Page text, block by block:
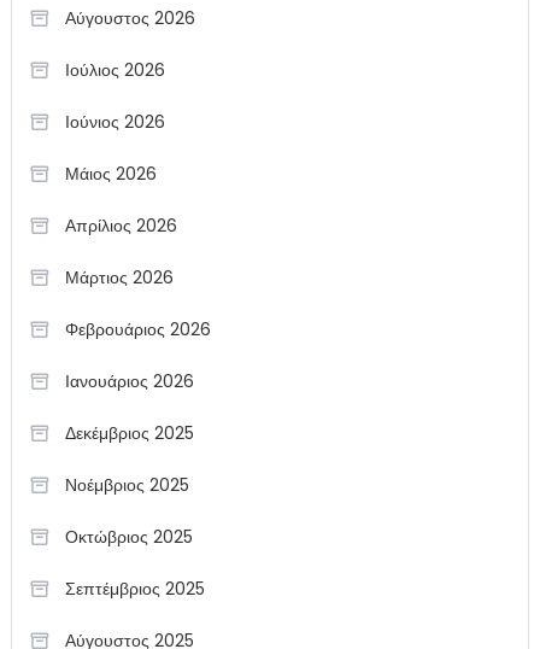
Αύγουστος 2026
Ιούλιος 2026
Ιούνιος 2026
Μάιος 2026
Απρίλιος 2026
Μάρτιος 2026
Φεβρουάριος 2026
Ιανουάριος 2026
Δεκέμβριος 2025
Νοέμβριος 2025
Οκτώβριος 2025
Σεπτέμβριος 2025
Αύγουστος 2025